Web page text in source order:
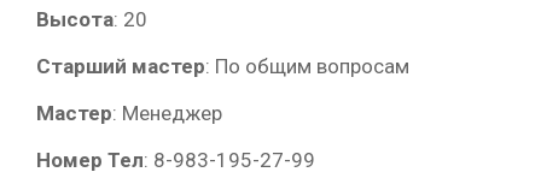
Высота: 20
Старший мастер: По общим вопросам
Мастер: Менеджер
Номер Тел: 8-983-195-27-99